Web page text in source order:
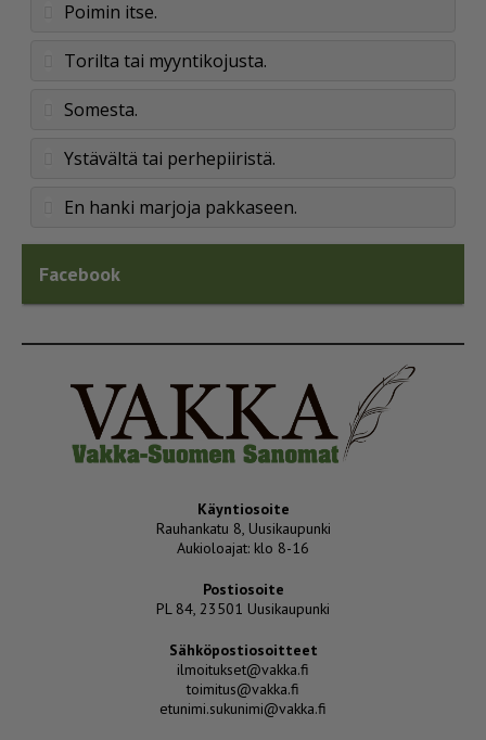
Poimin itse.
Torilta tai myyntikojusta.
Somesta.
Ystävältä tai perhepiiristä.
En hanki marjoja pakkaseen.
Facebook
Käyntiosoite
Rauhankatu 8, Uusikaupunki
Aukioloajat: klo 8-16
Postiosoite
PL 84, 23501 Uusikaupunki
Sähköpostiosoitteet
ilmoitukset@vakka.fi
toimitus@vakka.fi
etunimi.sukunimi@vakka.fi